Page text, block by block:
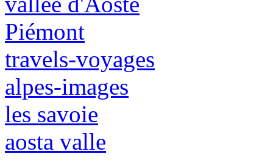
Piémont
travels-voyages
alpes-images
les savoie
aosta valle